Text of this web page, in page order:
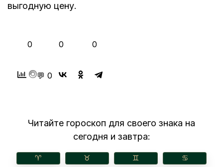
выгодную цену.
0 0 0
💬 0
Читайте гороскоп для своего знака на
сегодня и завтра:
♈︎ ♉︎ ♊︎ ♋︎